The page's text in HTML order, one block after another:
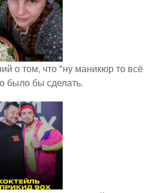
о том, что "ну маникюр то всё
было бы сделать.